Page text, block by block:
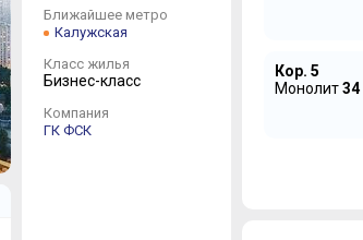
Ближайшее метро
Калужская
Класс жилья
Бизнес-класс
Компания
ГК ФСК
Кор. 5
Монолит34